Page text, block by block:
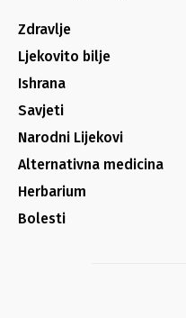
Zdravlje
Ljekovito bilje
Ishrana
Savjeti
Narodni Lijekovi
Alternativna medicina
Herbarium
Bolesti